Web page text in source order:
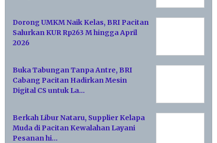
Dorong UMKM Naik Kelas, BRI Pacitan
Salurkan KUR Rp263 M hingga April
2026
Buka Tabungan Tanpa Antre, BRI
Cabang Pacitan Hadirkan Mesin
Digital CS untuk La…
Berkah Libur Nataru, Supplier Kelapa
Muda di Pacitan Kewalahan Layani
Pesanan hi…